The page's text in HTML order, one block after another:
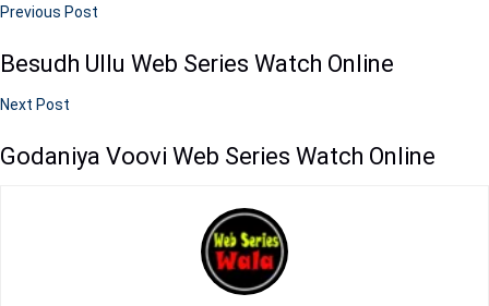
Previous Post
Besudh Ullu Web Series Watch Online
Next Post
Godaniya Voovi Web Series Watch Online